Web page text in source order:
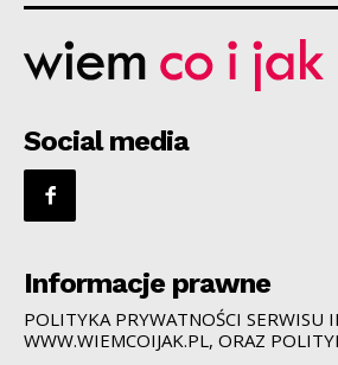
Social media
Informacje prawne
POLITYKA PRYWATNOŚCI SERWISU
WWW.WIEMCOIJAK.PL, ORAZ